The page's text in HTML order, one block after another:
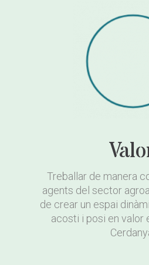
Treballar de manera
agents del sector
de crear un espai
acosti i posi en valor